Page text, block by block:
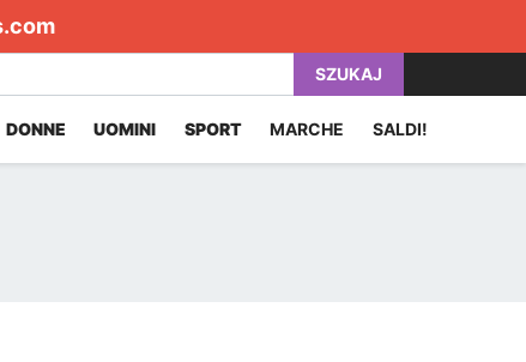
SZUKAJ
DONNE UOMINI SPORT MARCHE SALDI!